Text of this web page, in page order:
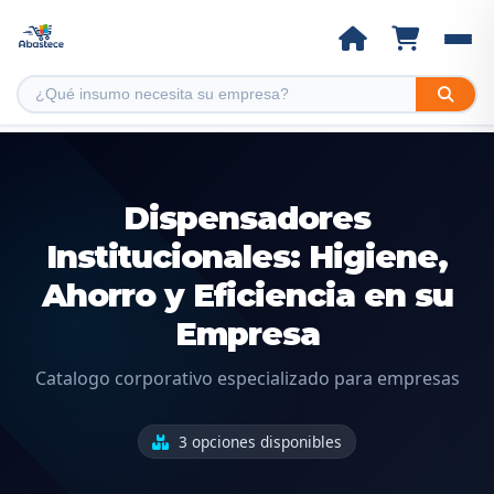
Dispensadores
Institucionales: Higiene,
Ahorro y Eficiencia en su
Empresa
Catalogo corporativo especializado para empresas
3 opciones disponibles